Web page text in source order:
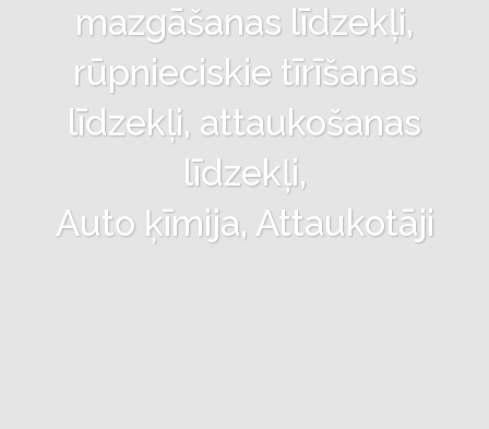
mazgāšanas līdzekļi,
rūpnieciskie tīrīšanas
līdzekļi, attaukošanas
līdzekļi,
Auto ķīmija, Attaukotāji